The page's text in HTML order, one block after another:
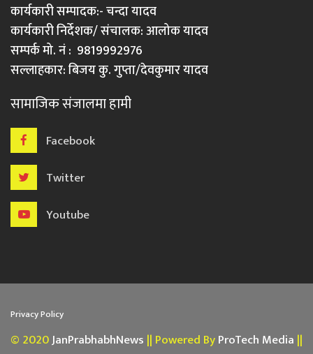
कार्यकारी सम्पादक:- चन्दा यादव
कार्यकारी निर्देशक/ संचालक: आलोक यादव
सम्पर्क मो. नं : 9819992976
सल्लाहकार: बिजय कु. गुप्ता/देवकुमार यादव
सामाजिक संजालमा हामी
Facebook
Twitter
Youtube
Privacy Policy
© 2020JanPrabhabhNews || Powered ByProTech Media ||